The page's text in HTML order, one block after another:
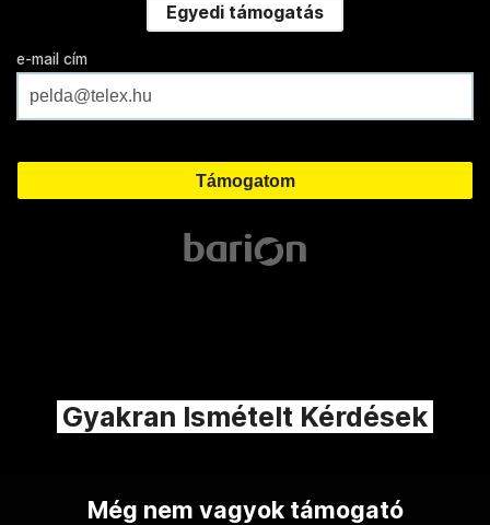
Egyedi támogatás
e-mail cím
Gyakran Ismételt Kérdések
Még nem vagyok támogató